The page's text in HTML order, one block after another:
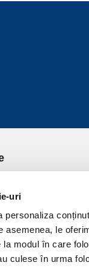
uri
personaliza
asemenea, le
modul în care
culese în urma
si Plata
de Returnare
de confidentialitate
Cookies
si conditii